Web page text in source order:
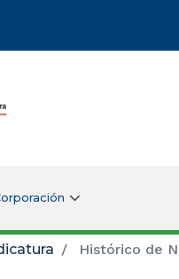
Histórico de